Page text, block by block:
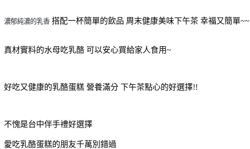
濃郁純濃的乳香 搭配一杯簡單的飲品 周末健康美味下午茶 幸福又簡單~~
真材實料的水母吃乳酪 可以安心買給家人食用~
好吃又健康的乳酪蛋糕 營養滿分 下午茶點心的好選擇!!
不愧是台中伴手禮好選擇
愛吃乳酪蛋糕的朋友千萬別錯過